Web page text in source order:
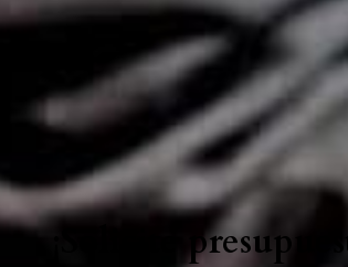
¡Solicite